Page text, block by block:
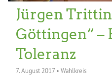
Jürgen
Göttingen“ –
Toleranz
7. August 2017 • Wahlkreis